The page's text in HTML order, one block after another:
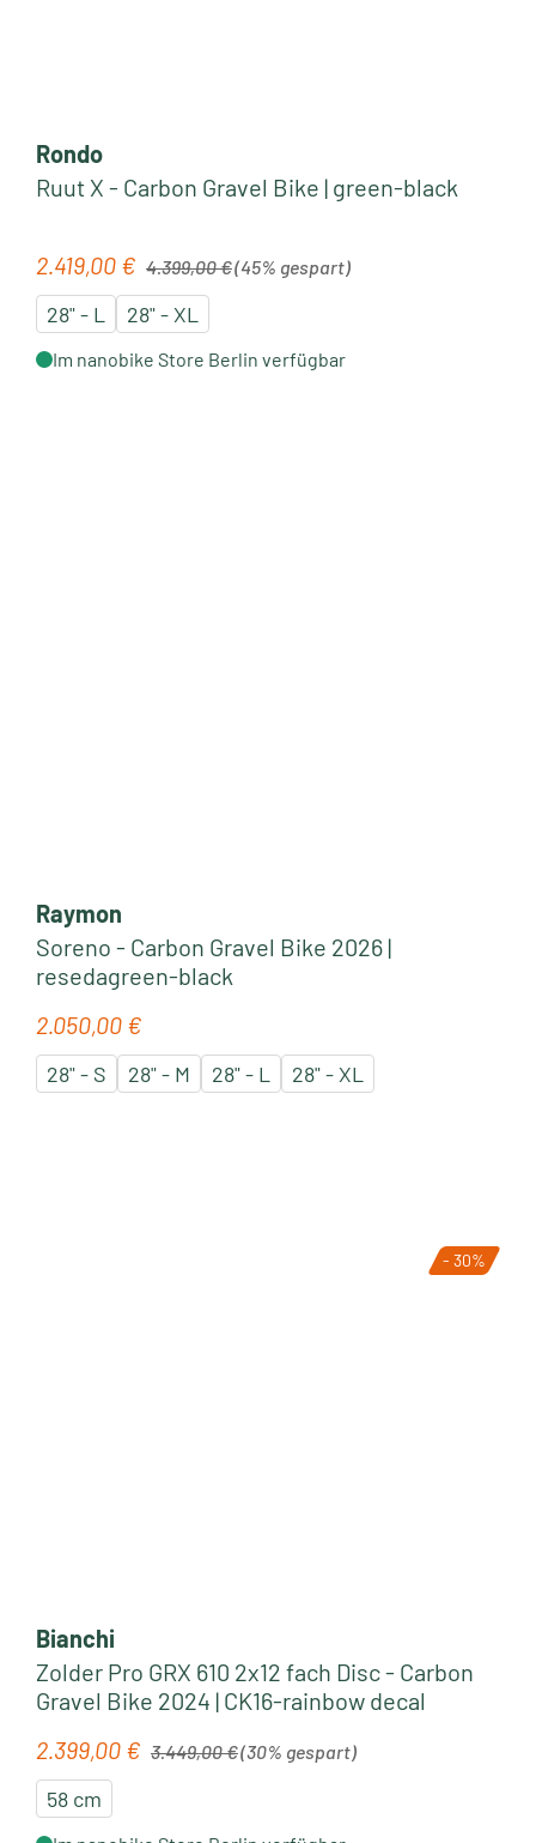
Rondo
Ruut X - Carbon Gravel Bike | green-black
Verkaufspreis:
2.419,00 € Regulärer Preis:
4.399,00 €(45% gespart)
28" - L 28" - XL
Im nanobike Store Berlin verfügbar
Raymon
Soreno - Carbon Gravel Bike 2026 |
resedagreen-black
Regulärer Preis:
2.050,00 €
28" - S 28" - M 28" - L 28" - XL
- 30%
Bianchi
Zolder Pro GRX 610 2x12 fach Disc - Carbon
Gravel Bike 2024 | CK16-rainbow decal
Verkaufspreis:
2.399,00 € Regulärer Preis:
3.449,00 €(30% gespart)
58 cm